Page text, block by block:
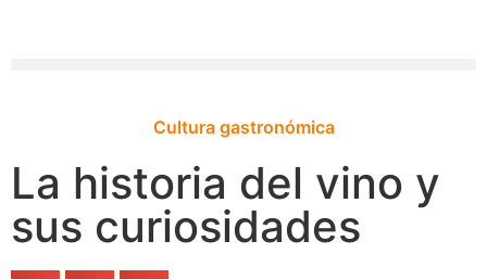
Cultura gastronómica
La historia del vino y
sus curiosidades